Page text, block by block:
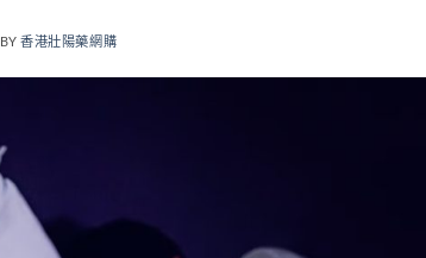
BY香港壯陽藥網購